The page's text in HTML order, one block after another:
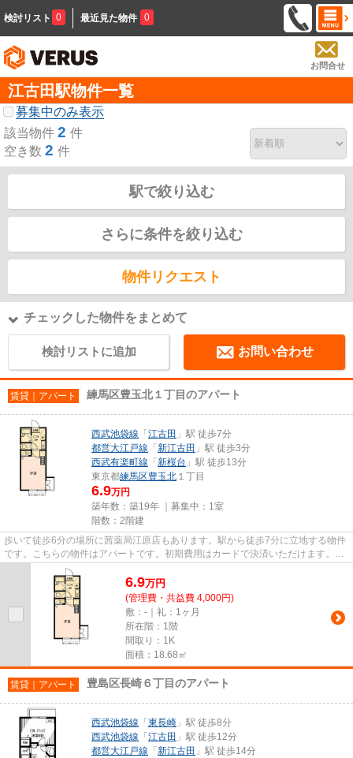
検討リスト 0 最近見た物件 0
お問合せ
江古田駅物件一覧
募集中のみ表示
該当物件 2 件
空き数 2 件
駅で絞り込む
さらに条件を絞り込む
物件リクエスト
チェックした物件をまとめて
検討リストに追加 お問い合わせ
賃貸｜アパート 練馬区豊玉北１丁目のアパート
西武池袋線 「 江古田 」駅 徒歩7分
都営大江戸線 「 新江古田 」駅 徒歩3分
西武有楽町線 「 新桜台 」駅 徒歩13分
東京都練馬区豊玉北 １丁目
6.9万円
築年数：築19年 ｜募集中： 1室
階数：2階建
歩いて徒歩6分の場所に茜薬局江原店もあります。駅から徒歩7分に立地する物件
です。こちらの物件はアパートです。初期費用はカードで決済いただけます。練
馬区エリアにある賃貸情報の...
6.9万円
(管理費・共益費 4,000円)
敷：-｜礼：1ヶ月
所在階：1階
間取り：1K
面積：18.68㎡
賃貸｜アパート 豊島区長崎６丁目のアパート
西武池袋線 「 東長崎 」駅 徒歩8分
西武池袋線 「 江古田 」駅 徒歩12分
都営大江戸線 「 新江古田 」駅 徒歩14分